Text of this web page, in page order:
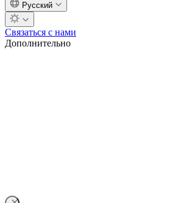
Русский
Связаться с нами
Дополнительно